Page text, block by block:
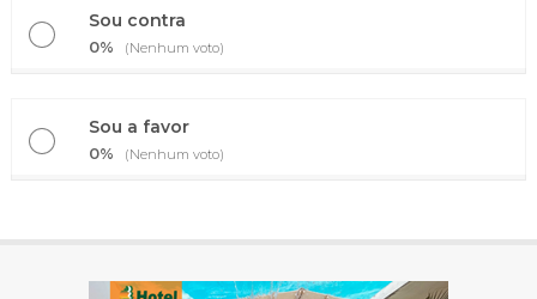
Sou contra
0% (Nenhum voto)
Sou a favor
0% (Nenhum voto)